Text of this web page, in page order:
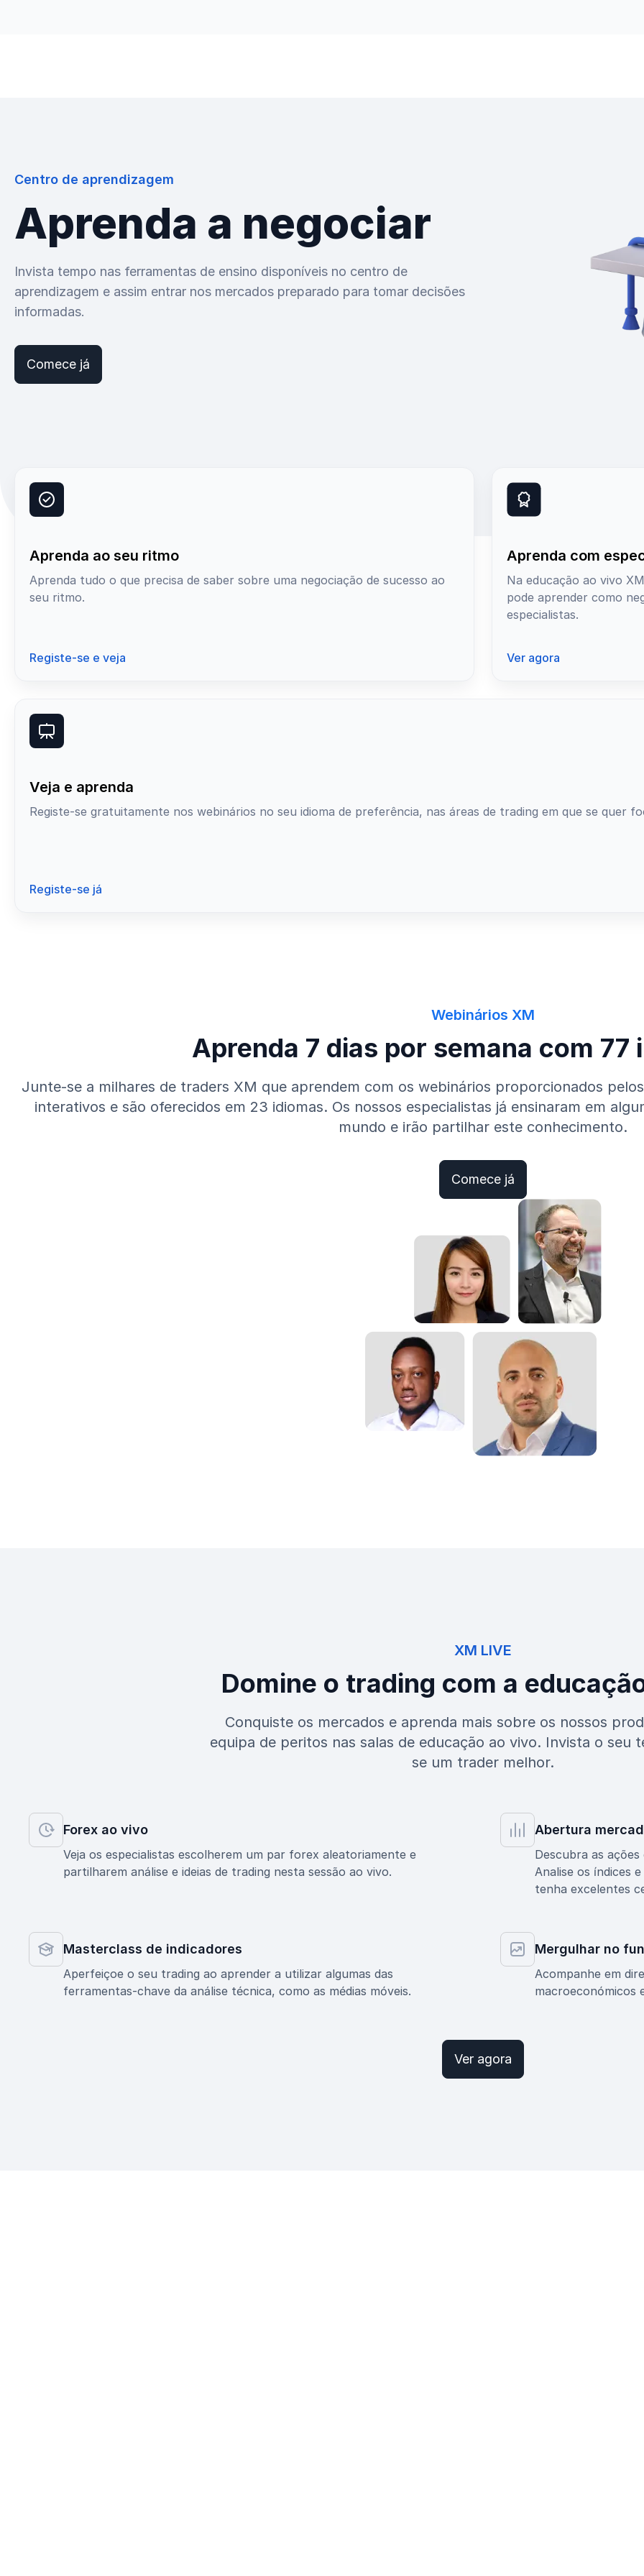
Centro de aprendizagem
Aprenda a negociar
Invista tempo nas ferramentas de ensino disponíveis no centro de
aprendizagem e assim entrar nos mercados preparado para tomar decisões
informadas.
Comece já
Aprenda ao seu ritmo
Aprenda tudo o que precisa de saber sobre uma negociação de sucesso ao
seu ritmo.
Registe-se e veja
Aprenda com
Na educação ao vivo
pode aprender como
especialistas.
Ver agora
Veja e aprenda
Registe-se gratuitamente nos webinários no seu idioma de preferência, nas áreas de trading em que se quer
Registe-se já
Webinários XM
Aprenda 7 dias por semana com
Junte-se a milhares de traders XM que aprendem com os webinários proporcionados
interativos e são oferecidos em 23 idiomas. Os nossos especialistas já ensinaram em
mundo e irão partilhar este conhecimento.
Comece já
XM LIVE
Domine o trading com a
Conquiste os mercados e aprenda mais sobre os nossos
equipa de peritos nas salas de educação ao vivo. Invista o seu
se um trader melhor.
Forex ao vivo
Veja os especialistas escolherem um par forex aleatoriamente e
partilharem análise e ideias de trading nesta sessão ao vivo.
Abertura
Descubra as
Analise os índices
tenha excelentes
Masterclass de indicadores
Aperfeiçoe o seu trading ao aprender a utilizar algumas das
ferramentas-chave da análise técnica, como as médias móveis.
Mergulhar no
Acompanhe em
macroeconómicos
Ver agora